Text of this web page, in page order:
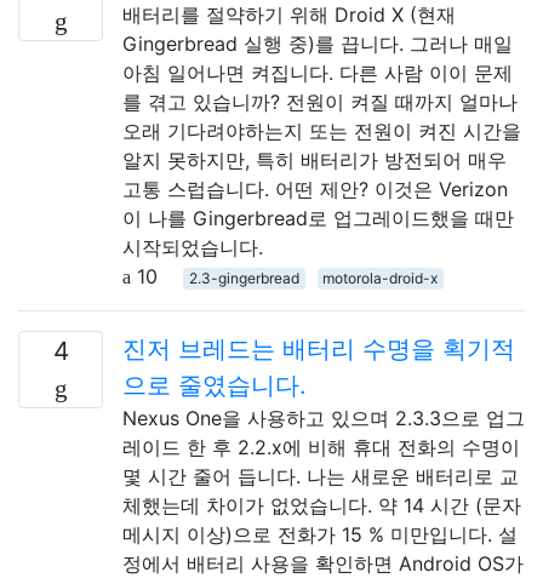
배터리를 절약하기 위해 Droid X (현재
Gingerbread 실행 중)를 끕니다. 그러나 매일
아침 일어나면 켜집니다. 다른 사람 이이 문제
를 겪고 있습니까? 전원이 켜질 때까지 얼마나
오래 기다려야하는지 또는 전원이 켜진 시간을
알지 못하지만, 특히 배터리가 방전되어 매우
고통 스럽습니다. 어떤 제안? 이것은 Verizon
이 나를 Gingerbread로 업그레이드했을 때만
시작되었습니다.
10
2.3-gingerbread motorola-droid-x
4
진저 브레드는 배터리 수명을 획기적
으로 줄였습니다.
Nexus One을 사용하고 있으며 2.3.3으로 업그
레이드 한 후 2.2.x에 비해 휴대 전화의 수명이
몇 시간 줄어 듭니다. 나는 새로운 배터리로 교
체했는데 차이가 없었습니다. 약 14 시간 (문자
메시지 이상)으로 전화가 15 % 미만입니다. 설
정에서 배터리 사용을 확인하면 Android OS가